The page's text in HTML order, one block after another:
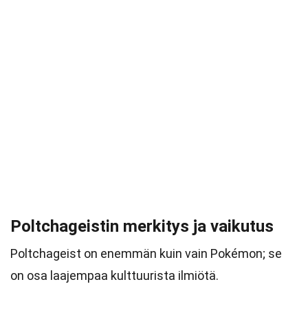
Poltchageistin merkitys ja vaikutus
Poltchageist on enemmän kuin vain Pokémon; se
on osa laajempaa kulttuurista ilmiötä.